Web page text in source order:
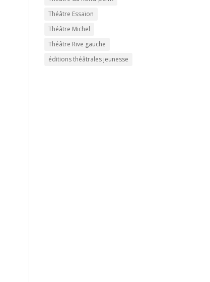
Théâtre Essaïon
Théâtre Michel
Théâtre Rive gauche
éditions théâtrales jeunesse